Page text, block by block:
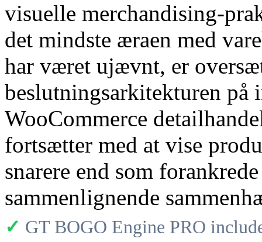
visuelle merchandising-
det mindste æraen med
har været ujævnt, er
beslutningsarkitekturen
WooCommerce
fortsætter med at vise
snarere end som
sammenlignende
✓ GT BOGO Engine PRO